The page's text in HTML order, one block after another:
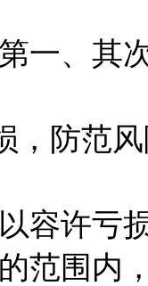
、其
防范风
许亏损
范围内